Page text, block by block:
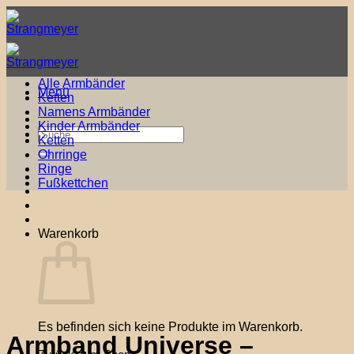
Zum
Inhalt
springen
Menü
Suche
nach:
Warenkorb
Es befinden sich keine Produkte im Warenkorb.
Alle Armbänder
Ketten
Namens Armbänder
Kinder Armbänder
Ketten
Ohrringe
Ringe
Fußkettchen
Armband Universe –